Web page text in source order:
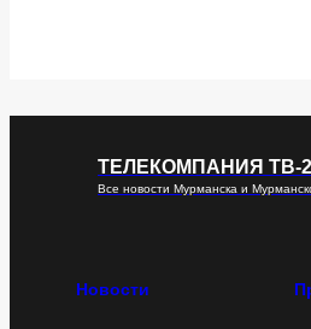
ТЕЛЕКОМПАНИЯ ТВ-
Все новости Мурманска и
Новости